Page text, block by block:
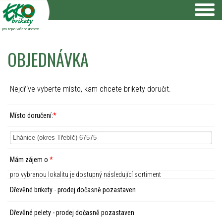
pro teplo Vašeho domova
OBJEDNÁVKA
Nejdříve vyberte místo, kam chcete brikety doručit.
Místo doručení:*
Mám zájem o *
pro vybranou lokalitu je dostupný následující sortiment
Dřevěné brikety - prodej dočasně pozastaven
Dřevěné pelety - prodej dočasně pozastaven